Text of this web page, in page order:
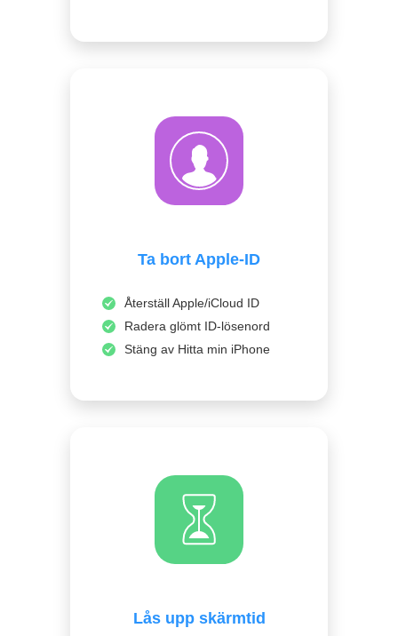
Ta bort Apple-ID
Återställ Apple/iCloud ID
Radera glömt ID-lösenord
Stäng av Hitta min iPhone
Lås upp skärmtid